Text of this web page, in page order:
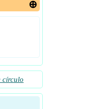
círculo